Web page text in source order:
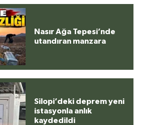
Nasır Ağa Tepesi’nde
utandıran manzara
Silopi’deki deprem yeni
istasyonla anlık
kaydedildi